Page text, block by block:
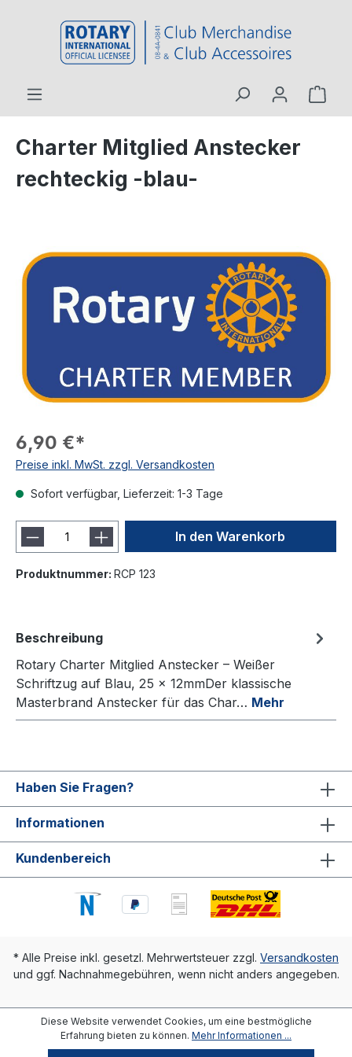
Charter Mitglied Anstecker
rechteckig -blau-
6,90 €*
Preise inkl. MwSt. zzgl. Versandkosten
Sofort verfügbar, Lieferzeit: 1-3 Tage
In den Warenkorb
Produktnummer: RCP 123
Beschreibung
Rotary Charter Mitglied Anstecker – Weißer
Schriftzug auf Blau, 25 x 12mmDer klassische
Masterbrand Anstecker für das Char… Mehr
Haben Sie Fragen?
Informationen
Kundenbereich
* Alle Preise inkl. gesetzl. Mehrwertsteuer zzgl. Versandkosten
und ggf. Nachnahmegebühren, wenn nicht anders angegeben.
Diese Website verwendet Cookies, um eine bestmögliche
Erfahrung bieten zu können. Mehr Informationen ...